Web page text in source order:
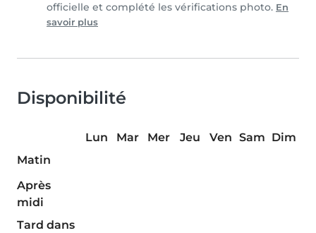
officielle et complété les vérifications photo. En
savoir plus
Disponibilité
Lun Mar Mer Jeu Ven Sam Dim
Matin
Après
midi
Tard dans